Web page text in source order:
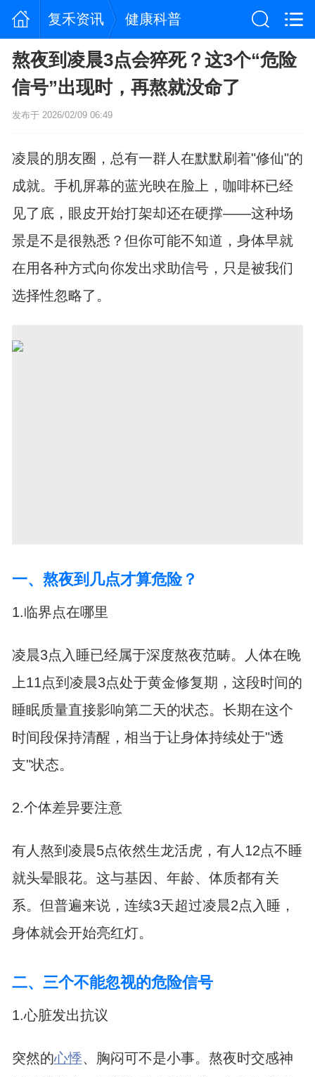
复禾资讯 健康科普
熬夜到凌晨3点会猝死？这3个“危险
信号”出现时，再熬就没命了
发布于 2026/02/09 06:49
凌晨的朋友圈，总有一群人在默默刷着"修仙"的
成就。手机屏幕的蓝光映在脸上，咖啡杯已经
见了底，眼皮开始打架却还在硬撑——这种场
景是不是很熟悉？但你可能不知道，身体早就
在用各种方式向你发出求助信号，只是被我们
选择性忽略了。
一、熬夜到几点才算危险？
1.临界点在哪里
凌晨3点入睡已经属于深度熬夜范畴。人体在晚
上11点到凌晨3点处于黄金修复期，这段时间的
睡眠质量直接影响第二天的状态。长期在这个
时间段保持清醒，相当于让身体持续处于"透
支"状态。
2.个体差异要注意
有人熬到凌晨5点依然生龙活虎，有人12点不睡
就头晕眼花。这与基因、年龄、体质都有关
系。但普遍来说，连续3天超过凌晨2点入睡，
身体就会开始亮红灯。
二、三个不能忽视的危险信号
1.心脏发出抗议
突然的心悸、胸闷可不是小事。熬夜时交感神